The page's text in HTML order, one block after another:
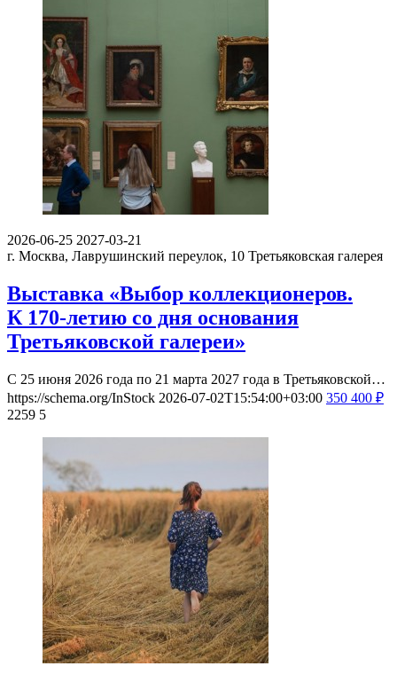
2026-06-25 2027-03-21
г. Москва, Лаврушинский переулок, 10 Третьяковская галерея
Выставка «Выбор коллекционеров.
К 170-летию со дня основания
Третьяковской галереи»
С 25 июня 2026 года по 21 марта 2027 года в Третьяковской…
https://schema.org/InStock 2026-07-02T15:54:00+03:00 350 400 ₽
2259 5